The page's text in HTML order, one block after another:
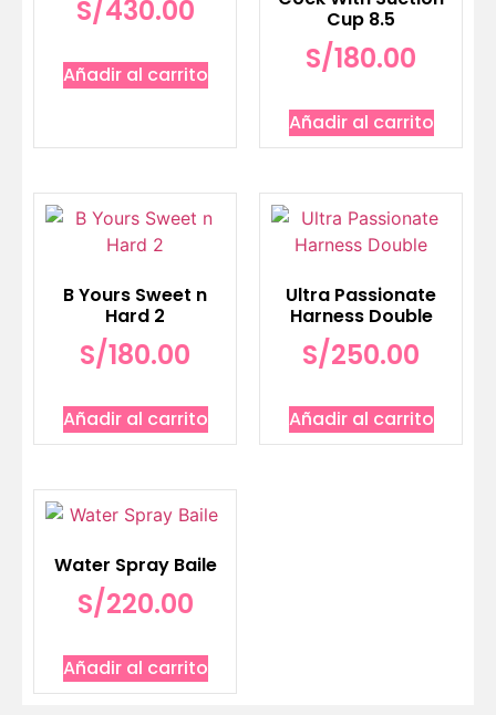
S/430.00
Añadir al carrito
Cup 8.5
S/180.00
Añadir al carrito
B Yours Sweet n
Hard 2
S/180.00
Añadir al carrito
Ultra Passionate
Harness Double
S/250.00
Añadir al carrito
Water Spray Baile
S/220.00
Añadir al carrito